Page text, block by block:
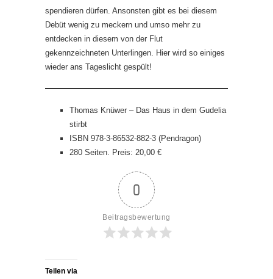
spendieren dürfen. Ansonsten gibt es bei diesem
Debüt wenig zu meckern und umso mehr zu
entdecken in diesem von der Flut
gekennzeichneten Unterlingen. Hier wird so einiges
wieder ans Tageslicht gespült!
Thomas Knüwer – Das Haus in dem Gudelia
stirbt
ISBN 978-3-86532-882-3 (Pendragon)
280 Seiten. Preis: 20,00 €
0
Beitragsbewertung
Teilen via